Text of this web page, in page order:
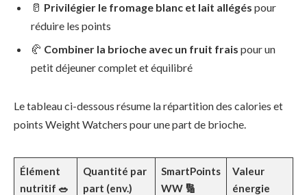
🥛 Privilégier le fromage blanc et lait allégés pour
réduire les points
🥐 Combiner la brioche avec un fruit frais pour un
petit déjeuner complet et équilibré
Le tableau ci-dessous résume la répartition des calories et
points Weight Watchers pour une part de brioche.
Élément
nutritif 🥗
Quantité par
part (env.)
SmartPoints
WW 🔢
Valeur
énergie